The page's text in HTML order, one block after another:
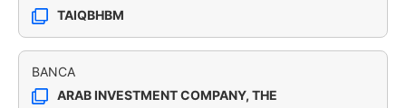
TAIQBHBM
BANCA
ARAB INVESTMENT COMPANY, THE